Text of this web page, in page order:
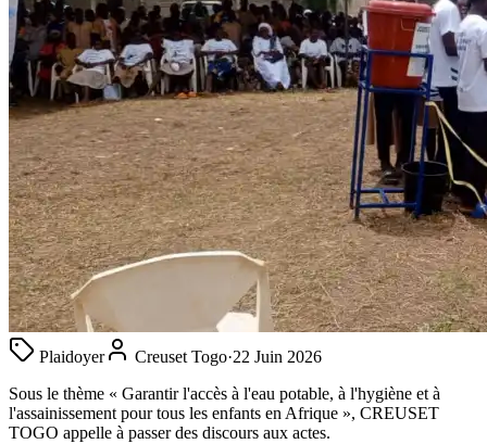
Plaidoyer Creuset Togo·22 Juin 2026
Sous le thème « Garantir l'accès à l'eau potable, à l'hygiène et à
l'assainissement pour tous les enfants en Afrique », CREUSET
TOGO appelle à passer des discours aux actes.